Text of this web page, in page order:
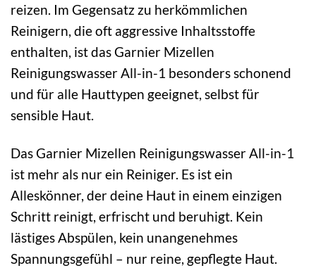
reizen. Im Gegensatz zu herkömmlichen
Reinigern, die oft aggressive Inhaltsstoffe
enthalten, ist das Garnier Mizellen
Reinigungswasser All-in-1 besonders schonend
und für alle Hauttypen geeignet, selbst für
sensible Haut.
Das Garnier Mizellen Reinigungswasser All-in-1
ist mehr als nur ein Reiniger. Es ist ein
Alleskönner, der deine Haut in einem einzigen
Schritt reinigt, erfrischt und beruhigt. Kein
lästiges Abspülen, kein unangenehmes
Spannungsgefühl – nur reine, gepflegte Haut.